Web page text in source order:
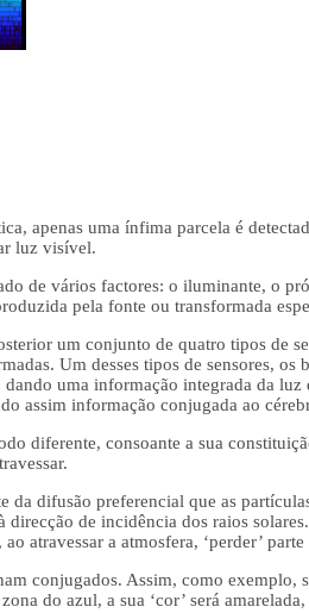
apenas uma ínfima parcela é
luz visível.
de vários factores: o iluminante, o
pela fonte ou transformada
um conjunto de quatro tipos de
Um desses tipos de sensores,
uma informação integrada da luz
assim informação conjugada ao
diferente, consoante a sua
da difusão preferencial que as
de incidência dos raios
atravessar a atmosfera, ‘perder’
conjugados. Assim, como
do azul, a sua ‘cor’ será